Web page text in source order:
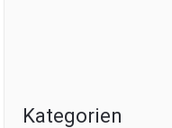
Kategorien